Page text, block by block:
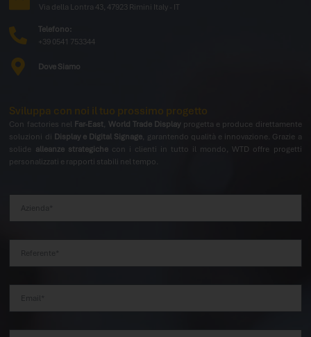
Via della Lontra 43, 47923 Rimini Italy - IT
Telefono:
+39 0541 753344
Dove Siamo
Con factories nel Far-East, World Trade Display progetta e produce direttamente
soluzioni di Display e Digital Signage, garantendo qualità e innovazione. Grazie a
solide alleanze strategichecon i clienti in tutto il mondo, WTD offre progetti
personalizzati e rapporti stabili nel tempo.
Sviluppa con noi il tuo prossimo progetto